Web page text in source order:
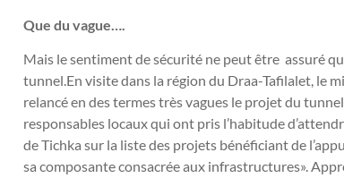
Que du vague….
Mais le sentiment de sécurité ne peut être assuré
tunnel.En visite dans la région du Draa-Tafilalet, le
relancé en des termes très vagues le projet du
responsables locaux qui ont pris l’habitude
de Tichka sur la liste des projets bénéficiant de
sa composante consacrée aux infrastructures».